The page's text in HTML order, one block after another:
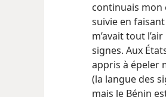
continuais mon
suivie en
m’avait tout
signes. Aux
appris à épeler
(la langue des
mais le Bénin